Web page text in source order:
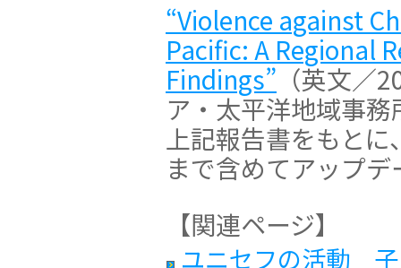
“Violence against
Pacific: A Regional
Findings” （英文／
ア・太平洋地域事務
上記報告書をもと
まで含めてアップ
【関連ページ】
ユニセフの活動